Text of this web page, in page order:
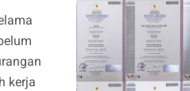
kerja